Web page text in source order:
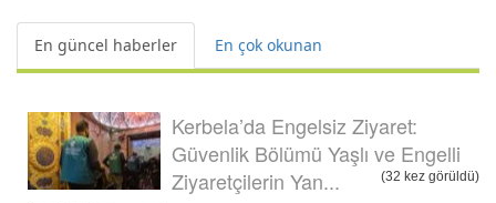
En güncel haberler En çok okunan
Kerbela’da Engelsiz Ziyaret:
Güvenlik Bölümü Yaşlı ve Engelli
Ziyaretçilerin Yan...
(32 kez görüldü)